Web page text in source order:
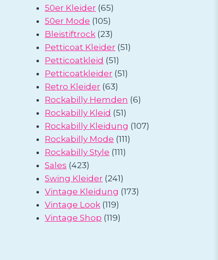
50er Kleider 6565
50er Mode 105105
Produkte
Bleistiftrock 2323
Produkte
Petticoat Kleider 5151
Petticoatkleid 5151
Produkte
Petticoatkleider 5151
Retro Kleider 6363
Produkte
Rockabilly Hemden 66
Rockabilly Kleid 5151
Produkte
Rockabilly Kleidung 107107
Rockabilly Mode 111111
Rockabilly Style 111111
Sales 423423
Produkte
Swing Kleider 241241
Produkte
Vintage Kleidung 173173
Vintage Look 119119
Produkte
Vintage Shop 119119